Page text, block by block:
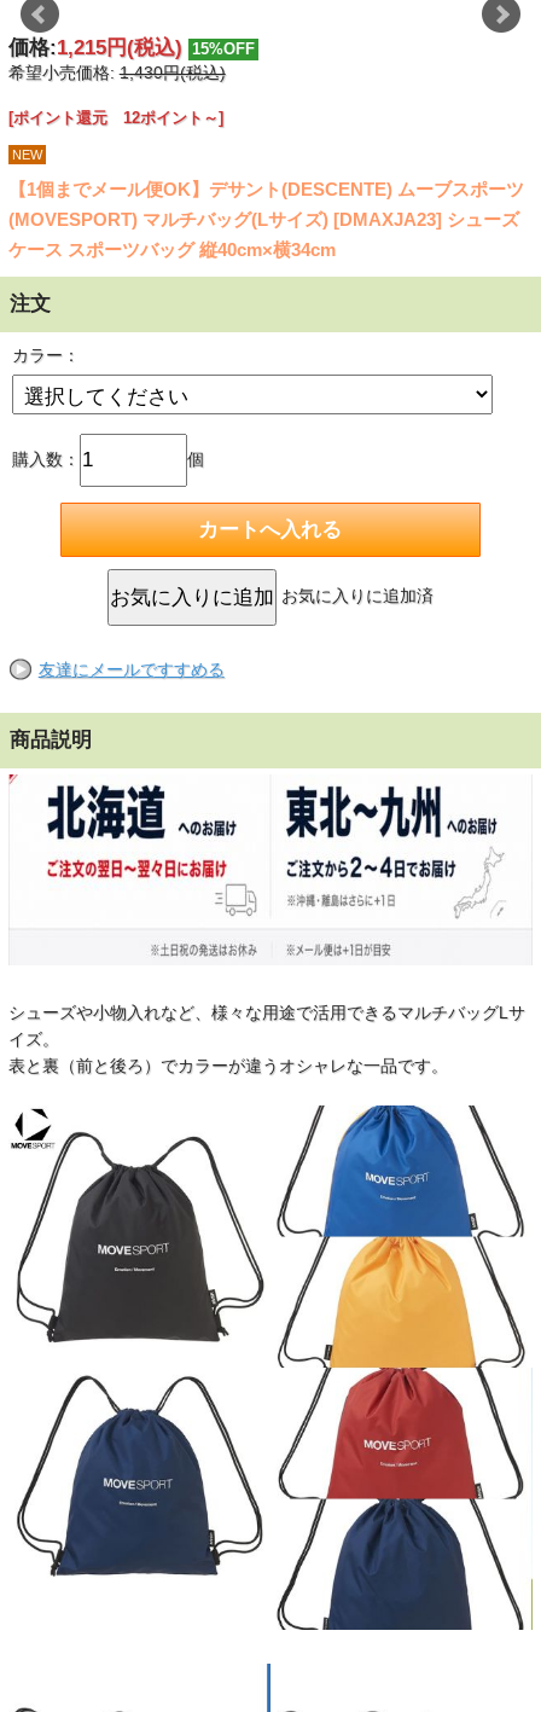
価格:1,215円(税込) 15%OFF
希望小売価格:1,430円(税込)
[ポイント還元 12ポイント～]
NEW
【1個までメール便OK】デサント(DESCENTE) ムーブスポーツ
(MOVESPORT) マルチバッグ(Lサイズ) [DMAXJA23] シューズ
ケース スポーツバッグ 縦40cm×横34cm
注文
カラー：
購入数： 個
お気に入りに追加済
友達にメールですすめる
商品説明
シューズや小物入れなど、様々な用途で活用できるマルチバッグLサ
イズ。
表と裏（前と後ろ）でカラーが違うオシャレな一品です。